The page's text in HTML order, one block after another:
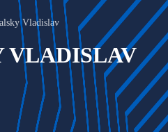
Vladislav
VLADISLAV